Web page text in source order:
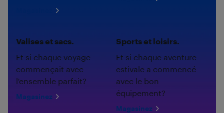
Valises et sacs.
Et si chaque voyage
commençait avec
l'ensemble parfait?
Magasinez
Sports et loisirs.
Et si chaque aventure
estivale a commencé
avec le bon
équipement?
Magasinez